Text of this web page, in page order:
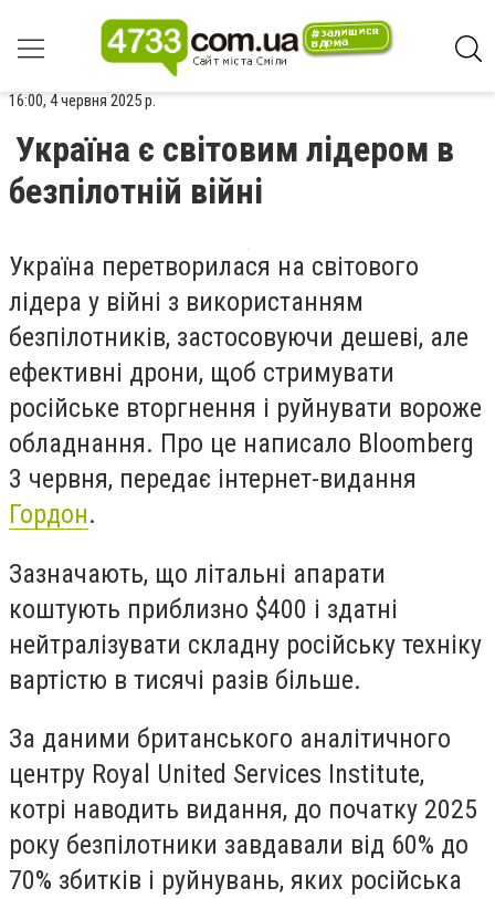
16:00, 4 червня 2025 р.
Україна є світовим лідером в
безпілотній війні
Україна перетворилася на світового
лідера у війні з використанням
безпілотників, застосовуючи дешеві, але
ефективні дрони, щоб стримувати
російське вторгнення і руйнувати вороже
обладнання. Про це написало Bloomberg
3 червня, передає інтернет-видання
Гордон.
Зазначають, що літальні апарати
коштують приблизно $400 і здатні
нейтралізувати складну російську техніку
вартістю в тисячі разів більше.
За даними британського аналітичного
центру Royal United Services Institute,
котрі наводить видання, до початку 2025
року безпілотники завдавали від 60% до
70% збитків і руйнувань, яких російська